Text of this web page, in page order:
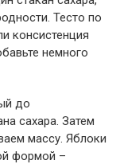
Тесто по
консистенция
немного
до
сахара. Затем
массу. Яблоки
формой –